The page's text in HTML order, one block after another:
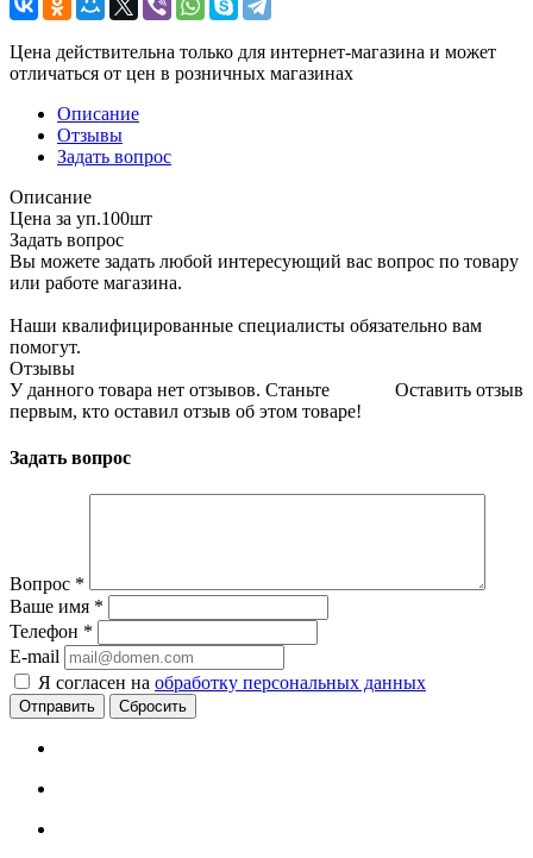
Цена действительна только для интернет-магазина и может
отличаться от цен в розничных магазинах
Описание
Отзывы
Задать вопрос
Описание
Цена за уп.100шт
Задать вопрос
Вы можете задать любой интересующий вас вопрос по товару
или работе магазина.
Наши квалифицированные специалисты обязательно вам
помогут.
Отзывы
Оставить отзыв
У данного товара нет отзывов. Станьте
первым, кто оставил отзыв об этом товаре!
Задать вопрос
Вопрос *
Ваше имя *
Телефон *
E-mail
Я согласен на обработку персональных данных
Сбросить